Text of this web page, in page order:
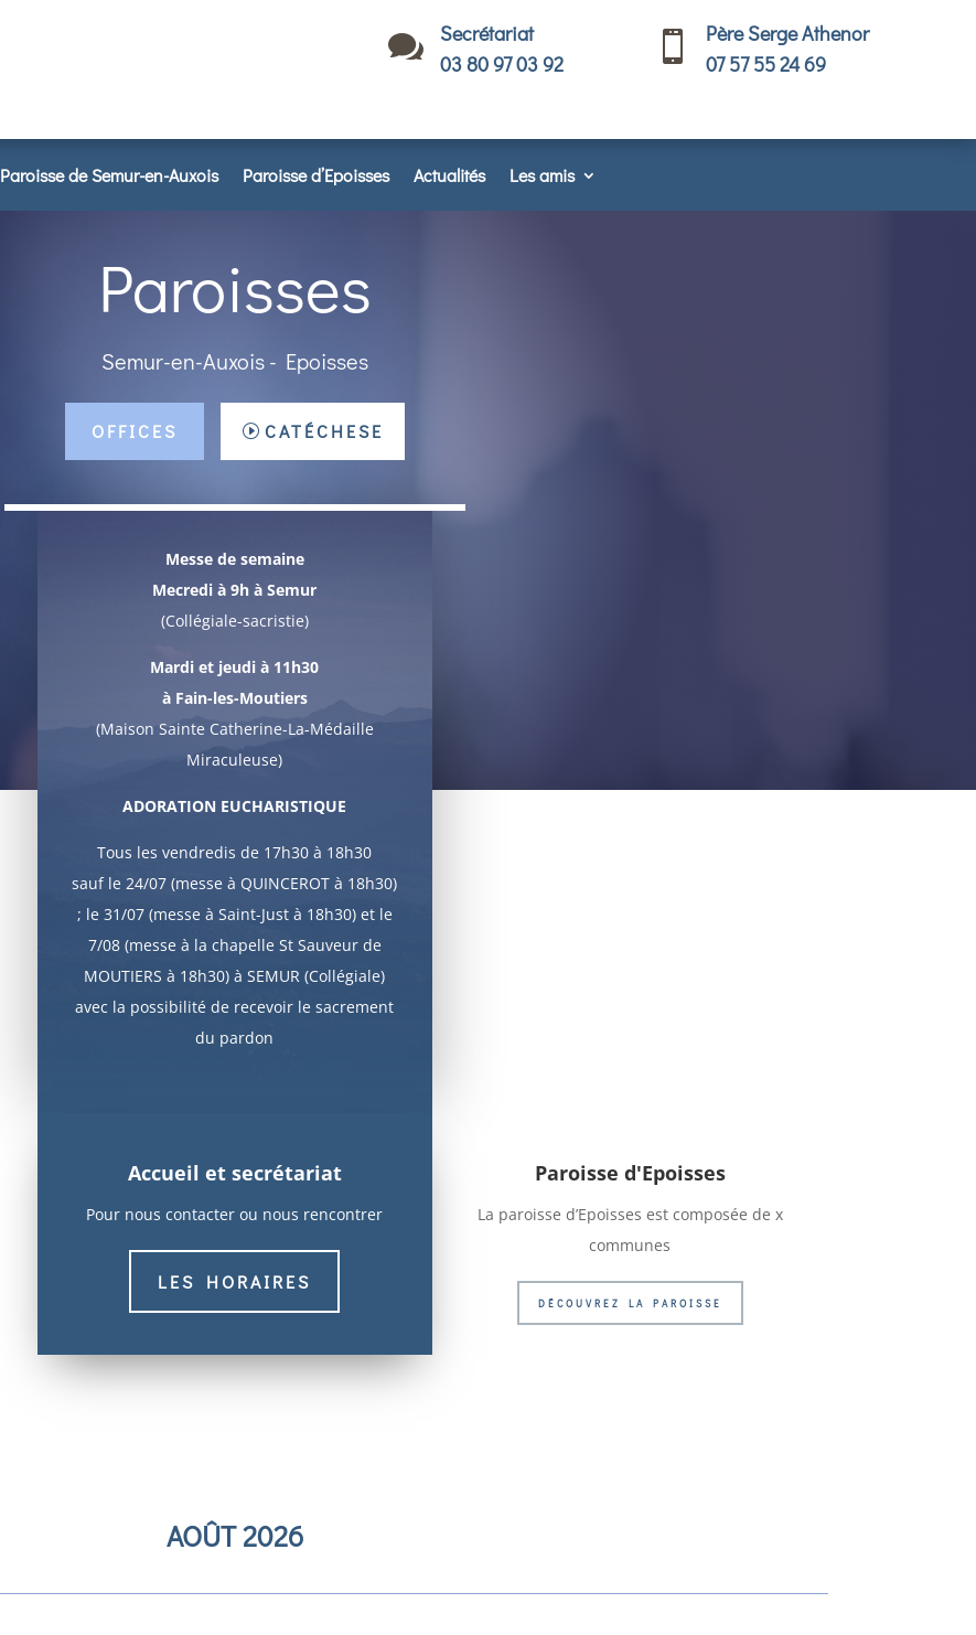

Secrétariat
03 80 97 03 92

Père Serge Athenor
07 57 55 24 69
Paroisse de Semur-en-Auxois Paroisse d’Epoisses Actualités Les amis
Paroisses
Semur-en-Auxois - Epoisses
OFFICES CATÉCHESE
Messe de semaine
Mecredi à 9h à Semur
(Collégiale-sacristie)
Mardi et jeudi à 11h30
à Fain-les-Moutiers
(Maison Sainte Catherine-La-Médaille
Miraculeuse)
ADORATION EUCHARISTIQUE
Tous les vendredis de 17h30 à 18h30
sauf le 24/07 (messe à QUINCEROT à 18h30)
; le 31/07 (messe à Saint-Just à 18h30) et le
7/08 (messe à la chapelle St Sauveur de
MOUTIERS à 18h30) à SEMUR (Collégiale)
avec la possibilité de recevoir le sacrement
du pardon
Accueil et secrétariat
Pour nous contacter ou nous rencontrer
LES HORAIRES
Paroisse d'Epoisses
La paroisse d’Epoisses est composée de x
communes
DÉCOUVREZ LA PAROISSE
AOÛT 2026